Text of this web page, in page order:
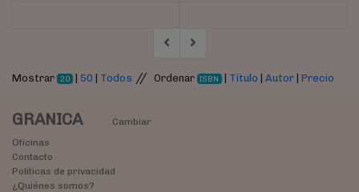
Mostrar 20 | 50 Todos // Ordenar ISBN Título |Autor |Precio
GRANICA
Cambiar
Oficinas
Contacto
Políticas de privacidad
¿Quiénes somos?